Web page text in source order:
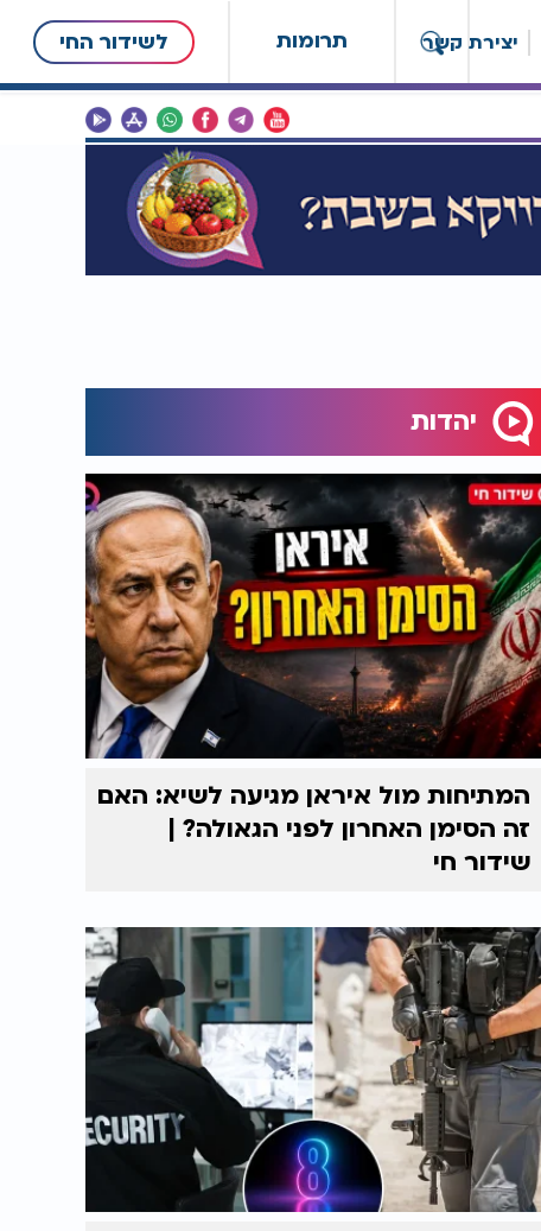
תרומות לשידור החי יצירת קשר
יהדות
המתיחות מול איראן מגיעה לשיא: האם
זה הסימן האחרון לפני הגאולה? |
שידור חי